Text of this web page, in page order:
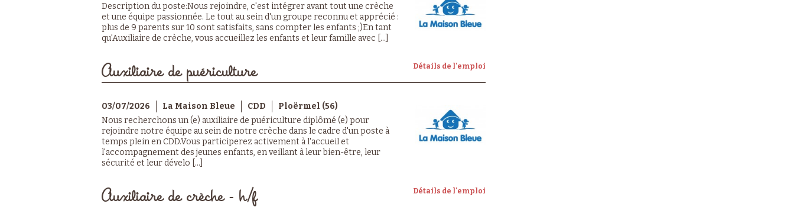
Description du poste:Nous rejoindre, c'est intégrer avant tout une crèche
et une équipe passionnée. Le tout au sein d'un groupe reconnu et apprécié :
plus de 9 parents sur 10 sont satisfaits, sans compter les enfants ;)En tant
qu'Auxiliaire de crèche, vous accueillez les enfants et leur famille avec [...]
Détails de l'emploi
Auxiliaire de puériculture
03/07/2026 La Maison Bleue CDD
Ploërmel (56)
Nous recherchons un (e) auxiliaire de puériculture diplômé (e) pour
rejoindre notre équipe au sein de notre crèche dans le cadre d'un poste à
temps plein en CDD.Vous participerez activement à l'accueil et
l'accompagnement des jeunes enfants, en veillant à leur bien-être, leur
sécurité et leur dévelo [...]
Détails de l'emploi
Auxiliaire de crèche - h/f